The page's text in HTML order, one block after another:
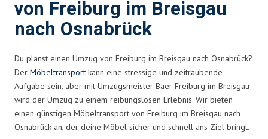
von Freiburg im Breisgau
nach Osnabrück
Du planst einen Umzug von Freiburg im Breisgau nach Osnabrück?
Der Möbeltransport kann eine stressige und zeitraubende
Aufgabe sein, aber mit Umzugsmeister Baer Freiburg im Breisgau
wird der Umzug zu einem reibungslosen Erlebnis. Wir bieten
einen günstigen Möbeltransport von Freiburg im Breisgau nach
Osnabrück an, der deine Möbel sicher und schnell ans Ziel bringt.